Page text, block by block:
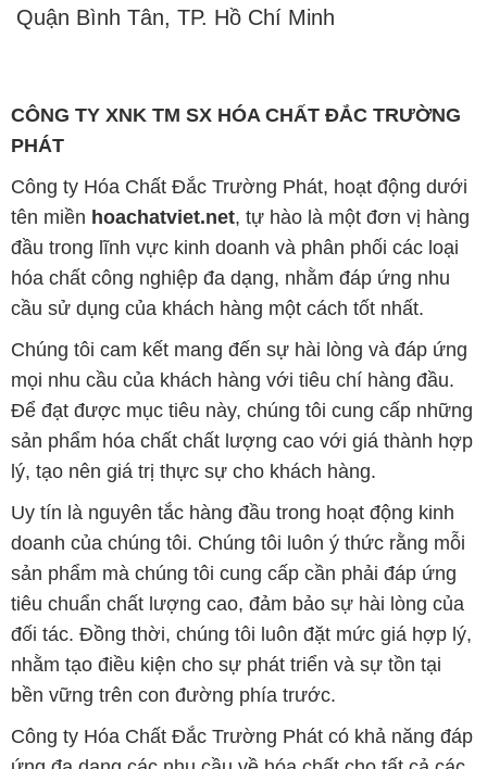
PHÁT
đầu trong lĩnh vực kinh doanh và phân phối các loại
hóa chất công nghiệp đa dạng, nhằm đáp ứng nhu
cầu sử dụng của khách hàng một cách tốt nhất.
Chúng tôi cam kết mang đến sự hài lòng và đáp ứng
mọi nhu cầu của khách hàng với tiêu chí hàng đầu.
Để đạt được mục tiêu này, chúng tôi cung cấp những
sản phẩm hóa chất chất lượng cao với giá thành hợp
lý, tạo nên giá trị thực sự cho khách hàng.
Uy tín là nguyên tắc hàng đầu trong hoạt động kinh
doanh của chúng tôi. Chúng tôi luôn ý thức rằng mỗi
sản phẩm mà chúng tôi cung cấp cần phải đáp ứng
tiêu chuẩn chất lượng cao, đảm bảo sự hài lòng của
đối tác. Đồng thời, chúng tôi luôn đặt mức giá hợp lý,
nhằm tạo điều kiện cho sự phát triển và sự tồn tại
bền vững trên con đường phía trước.
Công ty Hóa Chất Đắc Trường Phát có khả năng đáp
ứng đa dạng các nhu cầu về hóa chất cho tất cả các
ngành nghề và lĩnh vực sản xuất tại TP. Hồ Chí Minh.
Chúng tôi đặt sứ mệnh cung cấp và phân phối những
sản phẩm hóa chất đáng tin cậy, chất lượng và có giá
thành tốt nhất.